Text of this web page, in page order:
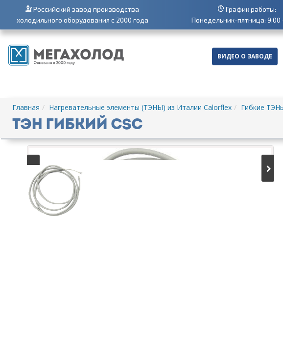
Российский завод производства
холодильного оборудования с 2000 года
График работы:
Понедельник-пятница: 9:00
ВИДЕО О ЗАВОДЕ
Главная Нагревательные элементы (ТЭНЫ) из Италии Calorflex Гибкие
ТЭН гибкий CSC